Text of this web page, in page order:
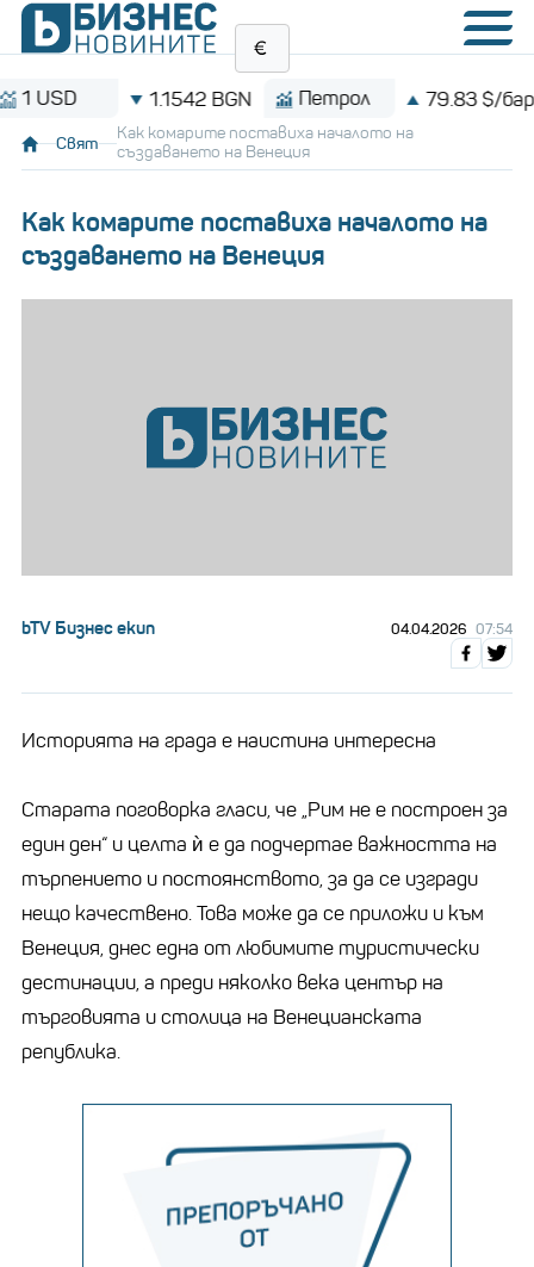
1.1542 BGN Петрол 79.83 $/барел
Свят
Как комарите поставиха началото на
създаването на Венеция
Как комарите поставиха началото на
създаването на Венеция
bTV Бизнес екип 04.04.2026 07:54
Историята на града е наистина интересна
Старата поговорка гласи, че „Рим не е построен за
един ден“ и целта ѝ е да подчертае важността на
търпението и постоянството, за да се изгради
нещо качествено. Това може да се приложи и към
Венеция, днес една от любимите туристически
дестинации, а преди няколко века център на
търговията и столица на Венецианската
република.